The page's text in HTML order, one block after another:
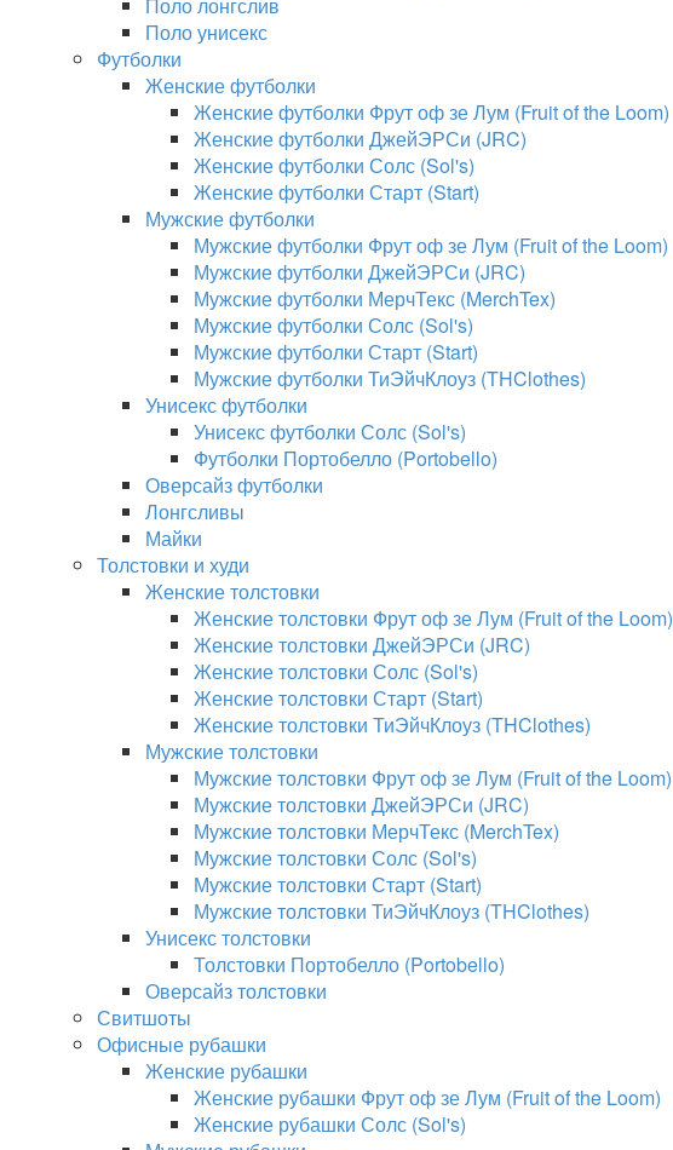
Поло унисекс
Футболки
Женские футболки
Женские футболки Фрут оф зе Лум (Fruit of the Loom)
Женские футболки ДжейЭРСи (JRC)
Женские футболки Солс (Sol's)
Женские футболки Старт (Start)
Мужские футболки
Мужские футболки Фрут оф зе Лум (Fruit of the Loom)
Мужские футболки ДжейЭРСи (JRC)
Мужские футболки МерчТекс (MerchTex)
Мужские футболки Солс (Sol's)
Мужские футболки Старт (Start)
Мужские футболки ТиЭйчКлоуз (THClothes)
Унисекс футболки
Унисекс футболки Солс (Sol's)
Футболки Портобелло (Portobello)
Оверсайз футболки
Лонгсливы
Майки
Толстовки и худи
Женские толстовки
Женские толстовки Фрут оф зе Лум (Fruit of the Loom)
Женские толстовки ДжейЭРСи (JRC)
Женские толстовки Солс (Sol's)
Женские толстовки Старт (Start)
Женские толстовки ТиЭйчКлоуз (THClothes)
Мужские толстовки
Мужские толстовки Фрут оф зе Лум (Fruit of the Loom)
Мужские толстовки ДжейЭРСи (JRC)
Мужские толстовки МерчТекс (MerchTex)
Мужские толстовки Солс (Sol's)
Мужские толстовки Старт (Start)
Мужские толстовки ТиЭйчКлоуз (THClothes)
Унисекс толстовки
Толстовки Портобелло (Portobello)
Оверсайз толстовки
Свитшоты
Офисные рубашки
Женские рубашки
Женские рубашки Фрут оф зе Лум (Fruit of the Loom)
Женские рубашки Солс (Sol's)